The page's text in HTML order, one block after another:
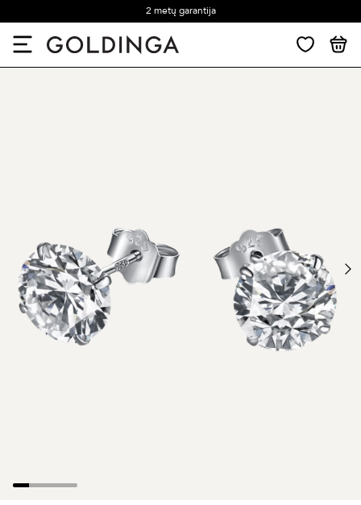
2 metų garantija